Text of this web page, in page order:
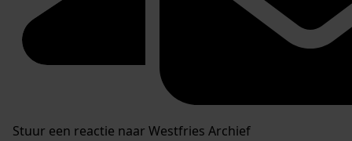
Stuur een reactie naar Westfries Archief